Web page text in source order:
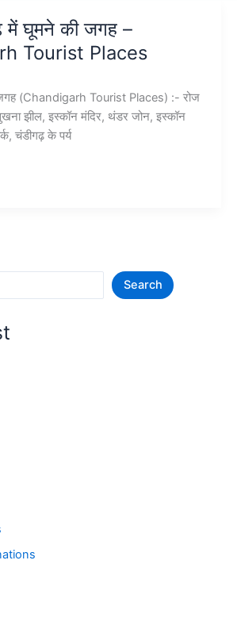
में घूमने की जगह –
Tourist Places
(Chandigarh Tourist Places) :- रोज
सुखना झील, इस्कॉन मंदिर, थंडर जोन, इस्कॉन
चंडीगढ़ के पर्य
Search